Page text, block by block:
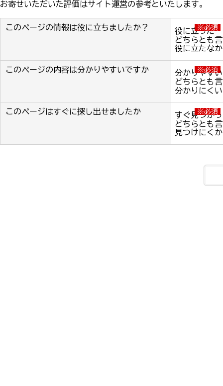
お寄せいただいた評価はサイト運営の参考といたします。
このページの情報は役に立ちましたか？ ※必須
役に立った
どちらとも
役に立たな
このページの内容は分かりやすいですか ※必須
分かりやすい
どちらとも
分かりにくい
このページはすぐに探し出せましたか ※必須
すぐ見つか
どちらとも
見つけにく